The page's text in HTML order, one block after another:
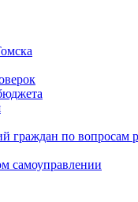
граждан по вопросам
самоуправлении